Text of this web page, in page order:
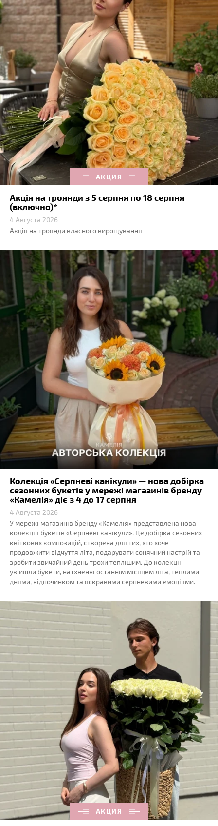
АКЦИЯ
Акція на троянди з 5 серпня по 18 серпня
(включно)*
4 Августа 2026
Акція на троянди власного вирощування
Колекція «Серпневі канікули» — нова добірка
сезонних букетів у мережі магазинів бренду
«Камелія» діє з 4 до 17 серпня
4 Августа 2026
У мережі магазинів бренду «Камелія» представлена нова
колекція букетів «Серпневі канікули». Це добірка сезонних
квіткових композицій, створена для тих, хто хоче
продовжити відчуття літа, подарувати сонячний настрій та
зробити звичайний день трохи теплішим. До колекції
увійшли букети, натхненні останнім місяцем літа, теплими
днями, відпочинком та яскравими серпневими емоціями.
АКЦИЯ